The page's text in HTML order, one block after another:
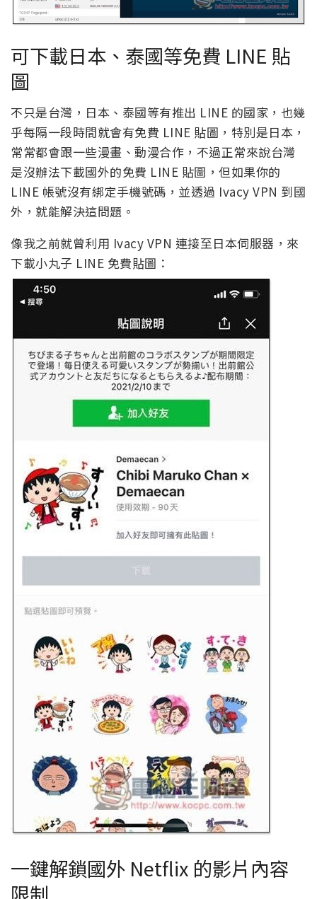
可下載日本、泰國等免費 LINE 貼
圖
不只是台灣，日本、泰國等有推出 LINE 的國家，也幾
乎每隔一段時間就會有免費 LINE 貼圖，特別是日本，
常常都會跟一些漫畫、動漫合作，不過正常來說台灣
是沒辦法下載國外的免費 LINE 貼圖，但如果你的
LINE 帳號沒有綁定手機號碼，並透過 Ivacy VPN 到國
外，就能解決這問題。
像我之前就曾利用 Ivacy VPN 連接至日本伺服器，來
下載小丸子 LINE 免費貼圖：
一鍵解鎖國外 Netflix 的影片內容